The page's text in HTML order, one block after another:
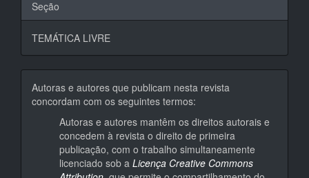
Seção
TEMÁTICA LIVRE
Autoras e autores que publicam nesta revista
concordam com os seguintes termos:
Autoras e autores mantêm os direitos autorais e
concedem à revista o direito de primeira
publicação, com o trabalho simultaneamente
licenciado sob a Licença Creative Commons